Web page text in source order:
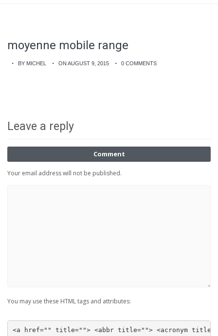
moyenne mobile range
BY MICHEL ON AUGUST 9, 2015 0 COMMENTS
Leave a reply
Comment
Your email address will not be published.
You may use these HTML tags and attributes:
<a href="" title=""> <abbr title=""> <acronym